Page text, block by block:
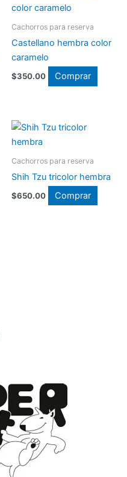
Cachorros para reserva
Castellano hembra color
caramelo
$350.00 Comprar
Cachorros para reserva
Shih Tzu tricolor hembra
$650.00 Comprar